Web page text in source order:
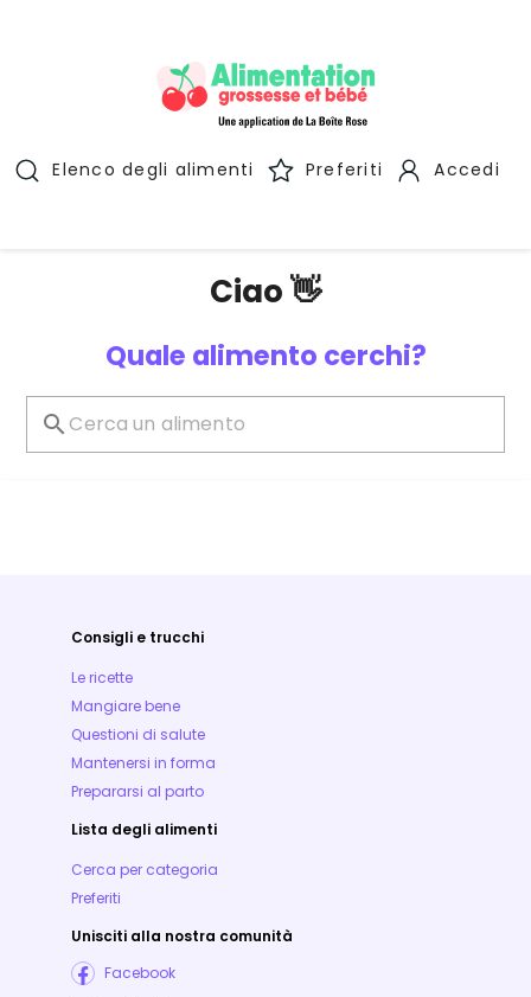
Elenco degli alimenti Preferiti Accedi
Ciao 👋
Quale alimento cerchi?
Consigli e trucchi
Le ricette
Mangiare bene
Questioni di salute
Mantenersi in forma
Prepararsi al parto
Lista degli alimenti
Cerca per categoria
Preferiti
Unisciti alla nostra comunità
Facebook